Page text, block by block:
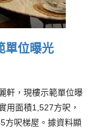
單位曝光
軒，現樓示範單位曝
用面積1,527方呎，
方呎梯屋。據資料顯